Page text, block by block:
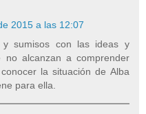
2015 a las 12:07
sumisos con las ideas y
no alcanzan a comprender
la situación de Alba
para ella.